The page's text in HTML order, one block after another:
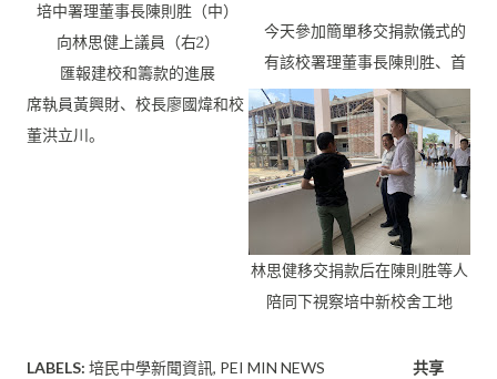
培中署理董事長陳則胜（中）
向林思健上議員（右2）
匯報建校和籌款的進展
林思健移交捐款后在陳則胜等人
陪同下視察培中新校舍工地
今天參加簡單移交捐款儀式的
有該校署理董事長陳則胜、 首
席執員黃興財、校長廖國煒和校
董洪立川。
LABELS: 培民中學新聞資訊 PEI MIN NEWS 共享